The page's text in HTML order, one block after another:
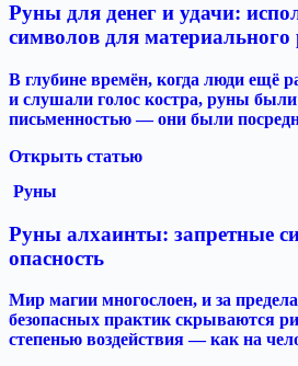
Руны для денег и удачи:
символов для материального
В глубине времён, когда люди ещё
и слушали голос костра, руны были
письменностью — они были
Открыть статью
Руны
Руны алхаинты: запретные
опасность
Мир магии многослоен, и за
безопасных практик скрываются
степенью воздействия — как на